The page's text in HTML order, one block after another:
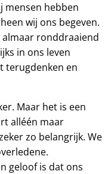
mensen hebben
wij ons begeven.
almaar ronddraaiend
in ons leven
terugdenken en
Maar het is een
alléén maar
zo belangrijk. We
geloof is dat ons